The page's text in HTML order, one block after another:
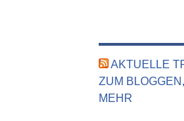
AKTUELLE
ZUM
MEHR